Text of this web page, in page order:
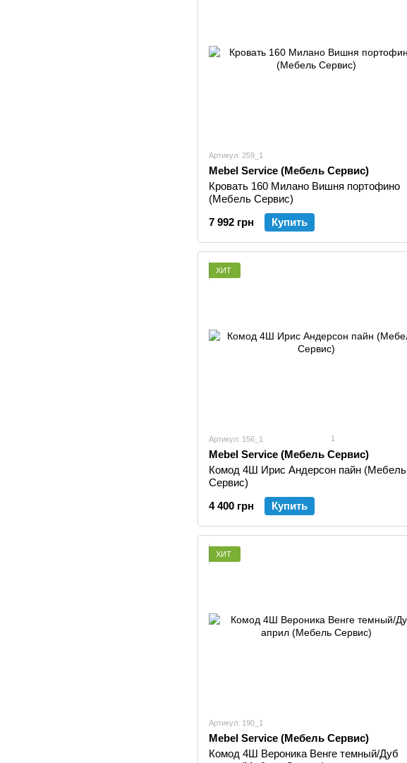
Артикул: 259_1
Mebel Service (Мебель Сервис)
Кровать 160 Милано Вишня портофино
(Мебель Сервис)
7 992 грн
Купить
ХИТ
Артикул: 156_1 1
Mebel Service (Мебель Сервис)
Комод 4Ш Ирис Андерсон пайн (Мебель
Сервис)
4 400 грн
Купить
ХИТ
Артикул: 190_1
Mebel Service (Мебель Сервис)
Комод 4Ш Вероника Венге темный/Дуб